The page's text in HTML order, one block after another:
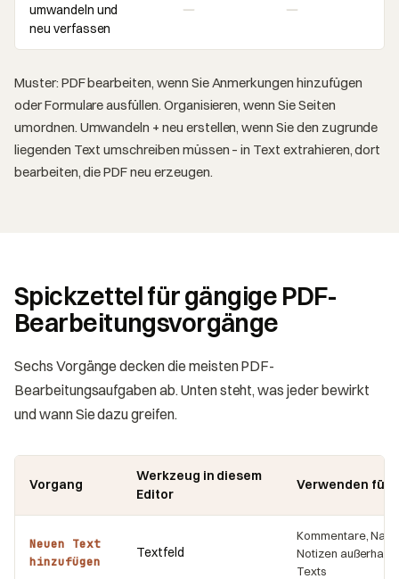
umwandeln und
neu verfassen
Muster: PDF bearbeiten, wenn Sie Anmerkungen hinzufügen
oder Formulare ausfüllen. Organisieren, wenn Sie Seiten
umordnen. Umwandeln + neu erstellen, wenn Sie den zugrunde
liegenden Text umschreiben müssen – in Text extrahieren, dort
bearbeiten, die PDF neu erzeugen.
Spickzettel für gängige PDF-
Bearbeitungsvorgänge
Sechs Vorgänge decken die meisten PDF-
Bearbeitungsaufgaben ab. Unten steht, was jeder bewirkt
und wann Sie dazu greifen.
Vorgang
Werkzeug in diesem
Editor
Verwenden für
Neuen Text
hinzufügen
Textfeld
Kommentare,
Notizen außerhalb
Texts